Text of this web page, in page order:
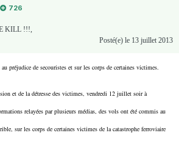
726
KILL !!!,
Posté(e) le 13 juillet 2013
préjudice de secouristes et sur les corps de certaines victimes.
et de la détresse des victimes, vendredi 12 juillet soir à
relayées par plusieurs médias, des vols ont été commis au
sur les corps de certaines victimes de la catastrophe ferroviaire